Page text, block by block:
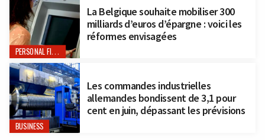
PERSONAL FINANCE
La Belgique souhaite mobiliser 300
milliards d’euros d’épargne : voici les
réformes envisagées
BUSINESS
Les commandes industrielles
allemandes bondissent de 3,1 pour
cent en juin, dépassant les prévisions